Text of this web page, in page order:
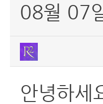
08월 07
안녕하세